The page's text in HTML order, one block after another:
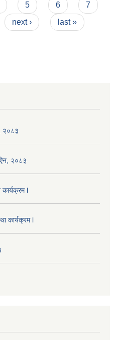
5 6
7
next › last »
२०८३
ऐन, २०८३
l
कार्यक्रम l